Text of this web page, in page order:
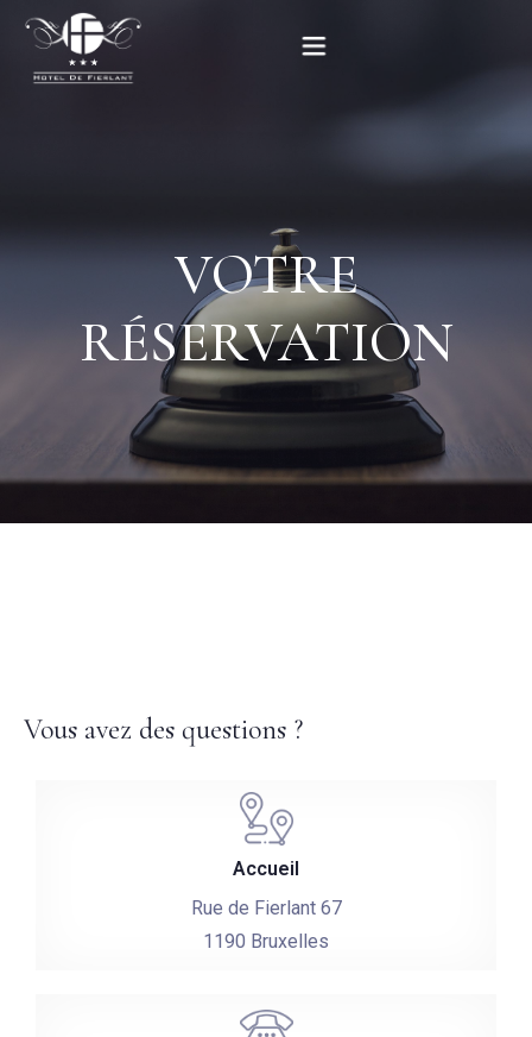
Informations pratiques
Contact
VOTRE
RÉSERVATION
Vous avez des questions ?
Accueil
Rue de Fierlant 67
1190 Bruxelles